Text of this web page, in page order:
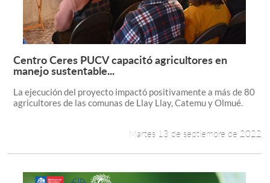
Leer más +
Centro Ceres PUCV capacitó agricultores en
manejo sustentable...
La ejecución del proyecto impactó positivamente a más de 80
agricultores de las comunas de Llay Llay, Catemu y Olmué.
Martes 13 de septiembre de 2022